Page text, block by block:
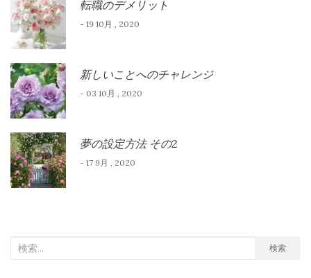
転職のデメリット
- 19 10月 , 2020
新しいことへのチャレンジ
- 03 10月 , 2020
夢の設定方法 その2
- 17 9月 , 2020
検
検索